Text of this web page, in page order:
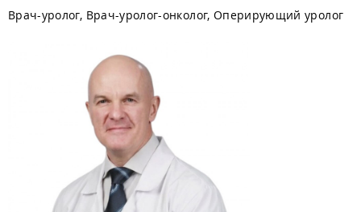
Врач-уролог, Врач-уролог-онколог, Оперирующий уролог